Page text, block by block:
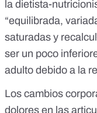
la dietista-
“equilibrada,
saturadas y
ser un poco
adulto debido a la
Los cambios
dolores en las